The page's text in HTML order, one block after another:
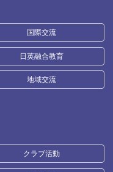
国際交流
日英融合教育
地域交流
クラブ活動